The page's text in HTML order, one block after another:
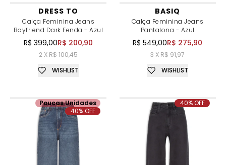
DRESS TO
Calça Feminina Jeans
Boyfriend Dark Fenda - Azul
R$ 399,00R$ 200,90
2 X R$ 100,45
WISHLIST
BASIQ
Calça Feminina Jeans
Pantalona - Azul
R$ 549,00R$ 275,90
3 X R$ 91,97
WISHLIST
Poucas Unidades
40% OFF
40% OFF